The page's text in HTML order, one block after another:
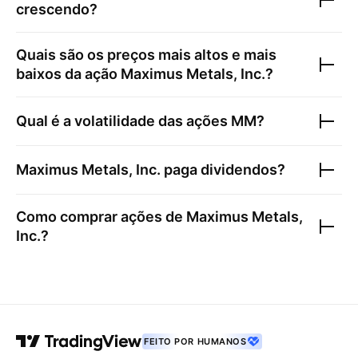
crescendo?
Quais são os preços mais altos e mais
baixos da ação Maximus Metals, Inc.?
Qual é a volatilidade das ações MM?
Maximus Metals, Inc. paga dividendos?
Como comprar ações de Maximus Metals,
Inc.?
FEITO POR HUMANOS